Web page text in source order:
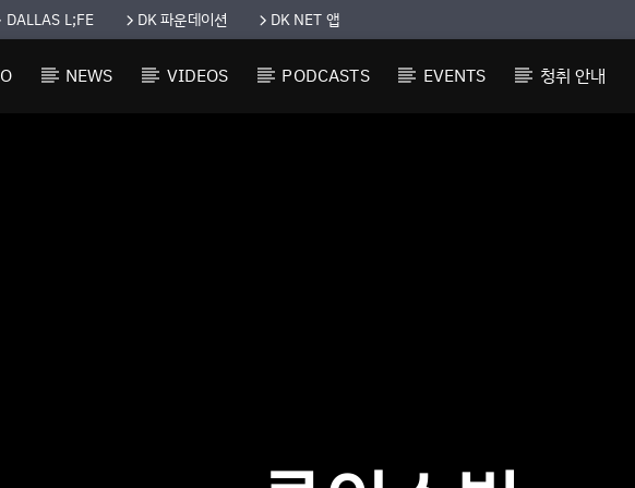
DALLAS L;FE DK 파운데이션 DK NET 앱
NEWS VIDEOS PODCASTS EVENTS 청취 안내